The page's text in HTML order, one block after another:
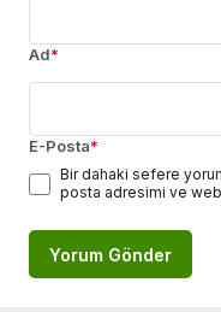
Ad*
E-Posta*
Bir dahaki sefere
posta adresimi ve
Yorum Gönder